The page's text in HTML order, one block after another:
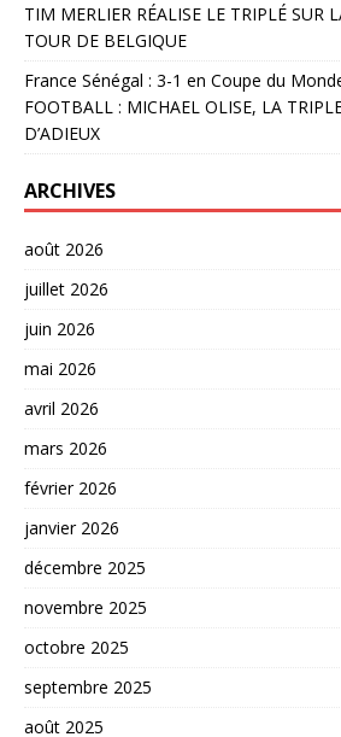
TIM MERLIER RÉALISE LE TRIPLÉ SUR
TOUR DE BELGIQUE
France Sénégal : 3-1 en Coupe du
FOOTBALL : MICHAEL OLISE, LA
D’ADIEUX
ARCHIVES
août 2026
juillet 2026
juin 2026
mai 2026
avril 2026
mars 2026
février 2026
janvier 2026
décembre 2025
novembre 2025
octobre 2025
septembre 2025
août 2025